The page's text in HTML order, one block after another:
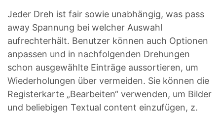
Jeder Dreh ist fair sowie unabhängig, was pass
away Spannung bei welcher Auswahl
aufrechterhält. Benutzer können auch Optionen
anpassen und in nachfolgenden Drehungen
schon ausgewählte Einträge aussortieren, um
Wiederholungen über vermeiden. Sie können die
Registerkarte „Bearbeiten“ verwenden, um Bilder
und beliebigen Textual content einzufügen, z.